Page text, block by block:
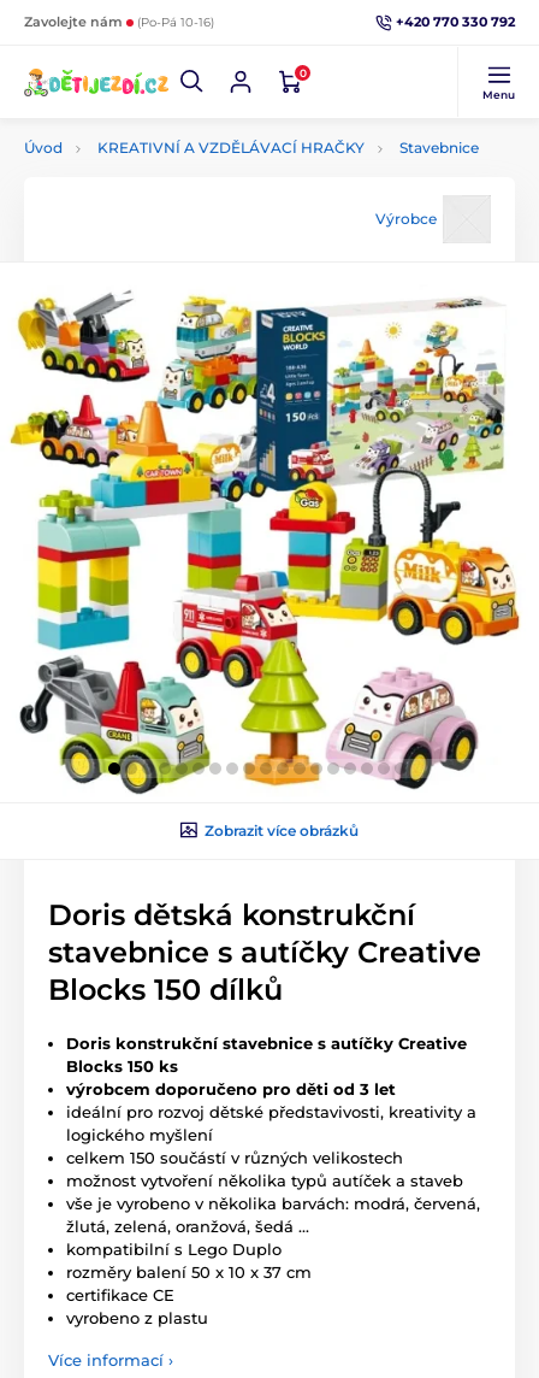
Zavolejte nám (Po-Pá 10-16) +420 770 330 792
0
Menu
Úvod KREATIVNÍ A VZDĚLÁVACÍ HRAČKY Stavebnice
Výrobce
Zobrazit více obrázků
Doris dětská konstrukční
stavebnice s autíčky Creative
Blocks 150 dílků
Doris konstrukční stavebnice s autíčky Creative
Blocks 150 ks
výrobcem doporučeno pro děti od 3 let
ideální pro rozvoj dětské představivosti, kreativity a
logického myšlení
celkem 150 součástí v různých velikostech
možnost vytvoření několika typů autíček a staveb
vše je vyrobeno v několika barvách: modrá, červená,
žlutá, zelená, oranžová, šedá ...
kompatibilní s Lego Duplo
rozměry balení 50 x 10 x 37 cm
certifikace CE
vyrobeno z plastu
Více informací ›